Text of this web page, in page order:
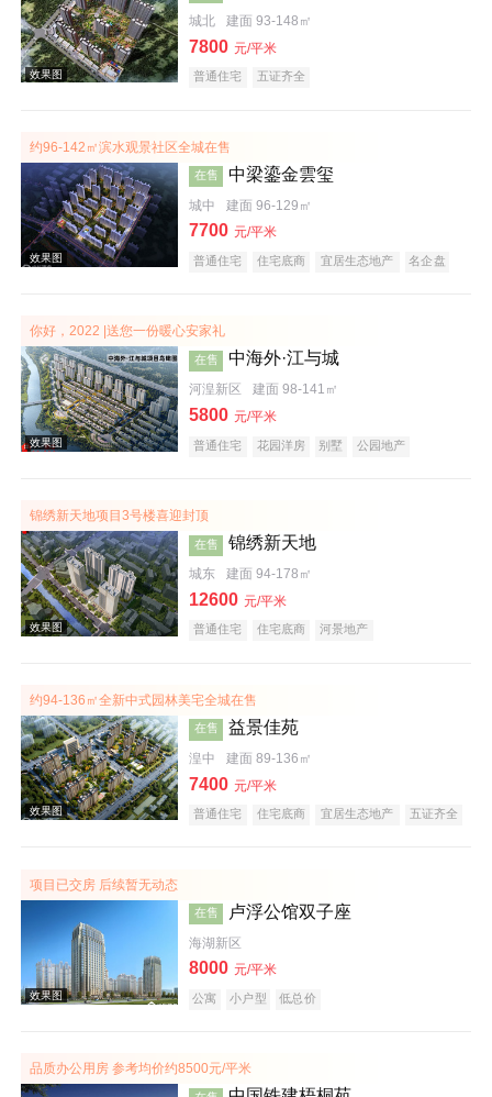
效果图
效果图
城北 建面 93-148㎡
7800 元/平米
普通住宅 五证齐全
约96-142㎡滨水观景社区全城在售
效果图
在售 中梁鎏金雲玺
城中 建面 96-129㎡
7700 元/平米
普通住宅 住宅底商 宜居生态地产 名企盘
你好，2022 |送您一份暖心安家礼
效果图
在售 中海外·江与城
河湟新区 建面 98-141㎡
5800 元/平米
普通住宅 花园洋房 别墅
公园地产
锦绣新天地项目3号楼喜迎封顶
在售 锦绣新天地
城东 建面 94-178㎡
12600 元/平米
普通住宅 住宅底商 河景地产
约94-136㎡全新中式园林美宅全城在售
在售 益景佳苑
湟中 建面 89-136㎡
7400 元/平米
普通住宅 住宅底商 宜居生态地产 五证齐全
项目已交房 后续暂无动态
在售 卢浮公馆双子座
海湖新区
8000 元/平米
公寓 小户型 低总价
品质办公用房 参考均价约8500元/平米